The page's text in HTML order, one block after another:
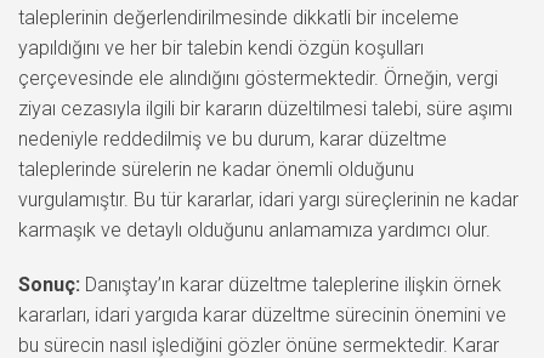
taleplerinin değerlendirilmesinde dikkatli bir inceleme
yapıldığını ve her bir talebin kendi özgün koşulları
çerçevesinde ele alındığını göstermektedir. Örneğin, vergi
ziyaı cezasıyla ilgili bir kararın düzeltilmesi talebi, süre aşımı
nedeniyle reddedilmiş ve bu durum, karar düzeltme
taleplerinde sürelerin ne kadar önemli olduğunu
vurgulamıştır. Bu tür kararlar, idari yargı süreçlerinin ne kadar
karmaşık ve detaylı olduğunu anlamamıza yardımcı olur.
Sonuç: Danıştay’ın karar düzeltme taleplerine ilişkin örnek
kararları, idari yargıda karar düzeltme sürecinin önemini ve
bu sürecin nasıl işlediğini gözler önüne sermektedir. Karar